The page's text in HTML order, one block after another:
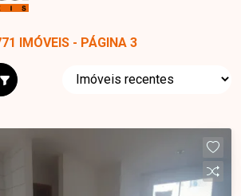
IMÓVEIS - PÁGINA 3